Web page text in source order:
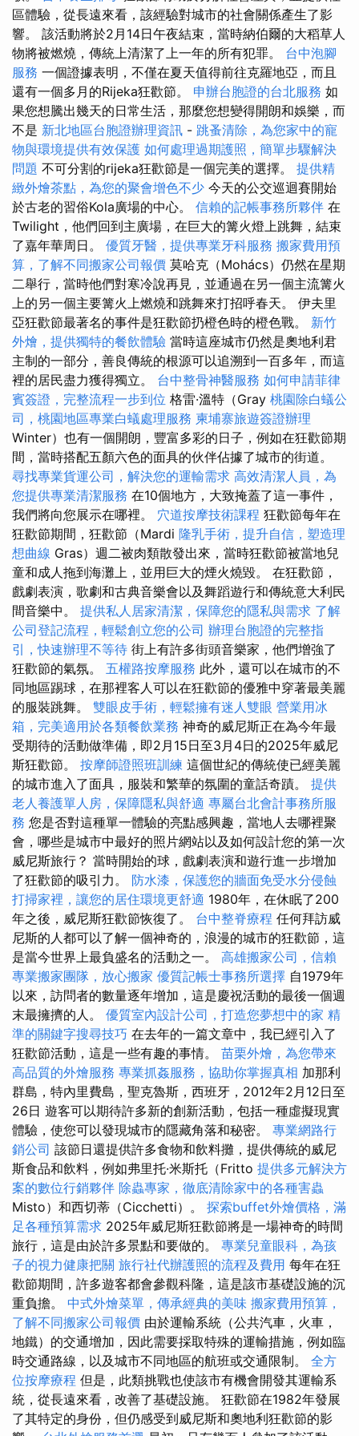
區體驗，從長遠來看，該經驗對城市的社會關係產生了影
響。 該活動將於2月14日午夜結束，當時納伯爾的大稻草人
物將被燃燒，傳統上清潔了上一年的所有犯罪。 台中泡腳
服務 一個證據表明，不僅在夏天值得前往克羅地亞，而且
還有一個多月的Rijeka狂歡節。 申辦台胞證的台北服務 如
果您想騰出幾天的日常生活，那麼您想變得開朗和娛樂，而
不是 新北地區台胞證辦理資訊 - 跳蚤清除，為您家中的寵
物與環境提供有效保護 如何處理過期護照，簡單步驟解決
問題 不可分割的rijeka狂歡節是一個完美的選擇。 提供精
緻外燴茶點，為您的聚會增色不少 今天的公交巡迴賽開始
於古老的習俗Kola廣場的中心。 信賴的記帳事務所夥伴 在
Twilight，他們回到主廣場，在巨大的篝火燈上跳舞，結束
了嘉年華周日。 優質牙醫，提供專業牙科服務 搬家費用預
算，了解不同搬家公司報價 莫哈克（Mohács）仍然在星期
二舉行，當時他們對寒冷說再見，並通過在另一個主流篝火
上的另一個主要篝火上燃燒和跳舞來打招呼春天。 伊夫里
亞狂歡節最著名的事件是狂歡節扔橙色時的橙色戰。 新竹
外燴，提供獨特的餐飲體驗 當時這座城市仍然是奧地利君
主制的一部分，善良傳統的根源可以追溯到一百多年，而這
裡的居民盡力獲得獨立。 台中整骨神醫服務 如何申請菲律
賓簽證，完整流程一步到位 格雷·溫特（Gray 桃園除白蟻公
司，桃園地區專業白蟻處理服務 柬埔寨旅遊簽證辦理
Winter）也有一個開朗，豐富多彩的日子，例如在狂歡節期
間，當時搭配五顏六色的面具的伙伴佔據了城市的街道。
尋找專業貨運公司，解決您的運輸需求 高效清潔人員，為
您提供專業清潔服務 在10個地方，大致掩蓋了這一事件，
我們將向您展示在哪裡。 穴道按摩技術課程 狂歡節每年在
狂歡節期間，狂歡節（Mardi 隆乳手術，提升自信，塑造理
想曲線 Gras）週二被肉類散發出來，當時狂歡節被當地兒
童和成人拖到海灘上，並用巨大的煙火燒毀。 在狂歡節，
戲劇表演，歌劇和古典音樂會以及舞蹈遊行和傳統意大利民
間音樂中。 提供私人居家清潔，保障您的隱私與需求 了解
公司登記流程，輕鬆創立您的公司 辦理台胞證的完整指
引，快速辦理不等待 街上有許多街頭音樂家，他們增強了
狂歡節的氣氛。 五權路按摩服務 此外，還可以在城市的不
同地區踢球，在那裡客人可以在狂歡節的優雅中穿著最美麗
的服裝跳舞。 雙眼皮手術，輕鬆擁有迷人雙眼 營業用冰
箱，完美適用於各類餐飲業務 神奇的威尼斯正在為今年最
受期待的活動做準備，即2月15日至3月4日的2025年威尼
斯狂歡節。 按摩師證照班訓練 這個世紀的傳統使已經美麗
的城市進入了面具，服裝和繁華的氛圍的童話奇蹟。 提供
老人養護單人房，保障隱私與舒適 專屬台北會計事務所服
務 您是否對這種單一體驗的亮點感興趣，當地人去哪裡聚
會，哪些是城市中最好的照片網站以及如何設計您的第一次
威尼斯旅行？ 當時開始的球，戲劇表演和遊行進一步增加
了狂歡節的吸引力。 防水漆，保護您的牆面免受水分侵蝕
打掃家裡，讓您的居住環境更舒適 1980年，在休眠了200
年之後，威尼斯狂歡節恢復了。 台中整脊療程 任何拜訪威
尼斯的人都可以了解一個神奇的，浪漫的城市的狂歡節，這
是當今世界上最負盛名的活動之一。 高雄搬家公司，信賴
專業搬家團隊，放心搬家 優質記帳士事務所選擇 自1979年
以來，訪問者的數量逐年增加，這是慶祝活動的最後一個週
末最擁擠的人。 優質室內設計公司，打造您夢想中的家 精
準的關鍵字搜尋技巧 在去年的一篇文章中，我已經引入了
狂歡節活動，這是一些有趣的事情。 苗栗外燴，為您帶來
高品質的外燴服務 專業抓姦服務，協助你掌握真相 加那利
群島，特內里費島，聖克魯斯，西班牙，2012年2月12日至
26日 遊客可以期待許多新的創新活動，包括一種虛擬現實
體驗，使您可以發現城市的隱藏角落和秘密。 專業網路行
銷公司 該節日還提供許多食物和飲料攤，提供傳統的威尼
斯食品和飲料，例如弗里托·米斯托（Fritto 提供多元解決方
案的數位行銷夥伴 除蟲專家，徹底清除家中的各種害蟲
Misto）和西切蒂（Cicchetti）。 探索buffet外燴價格，滿
足各種預算需求 2025年威尼斯狂歡節將是一場神奇的時間
旅行，這是由於許多景點和要做的。 專業兒童眼科，為孩
子的視力健康把關 旅行社代辦護照的流程及費用 每年在狂
歡節期間，許多遊客都會參觀科隆，這是該市基礎設施的沉
重負擔。 中式外燴菜單，傳承經典的美味 搬家費用預算，
了解不同搬家公司報價 由於運輸系統（公共汽車，火車，
地鐵）的交通增加，因此需要採取特殊的運輸措施，例如臨
時交通路線，以及城市不同地區的航班或交通限制。 全方
位按摩療程 但是，此類挑戰也使該市有機會開發其運輸系
統，從長遠來看，改善了基礎設施。 狂歡節在1982年發展
了其特定的身份，但仍感受到威尼斯和奧地利狂歡節的影